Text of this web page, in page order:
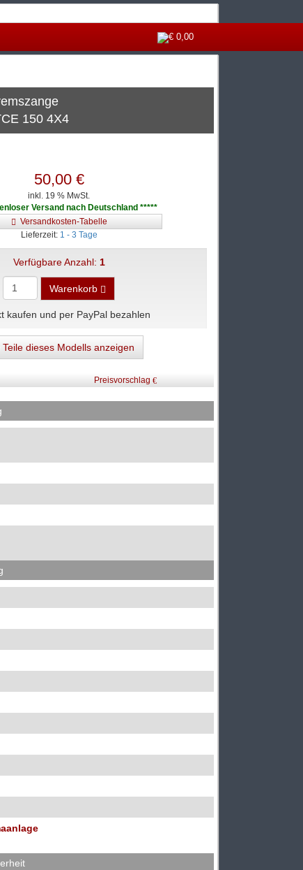
€ 0,00
150 4X4
50,00 €
inkl. 19 % MwSt.
Versand nach Deutschland *****
Versandkosten-Tabelle
Lieferzeit: 1 - 3 Tage
Verfügbare Anzahl: 1
Warenkorb
Teile dieses Modells anzeigen
Preisvorschlag